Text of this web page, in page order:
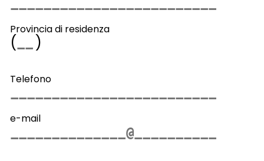
Provincia di residenza
( )
Telefono
e-mail